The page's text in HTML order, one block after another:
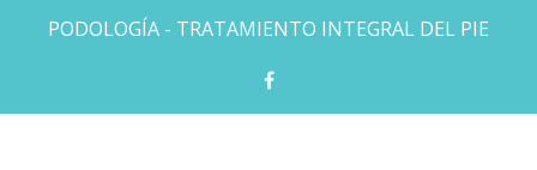
Skip to the content
PODOLOGÍA - TRATAMIENTO INTEGRAL DEL PIE